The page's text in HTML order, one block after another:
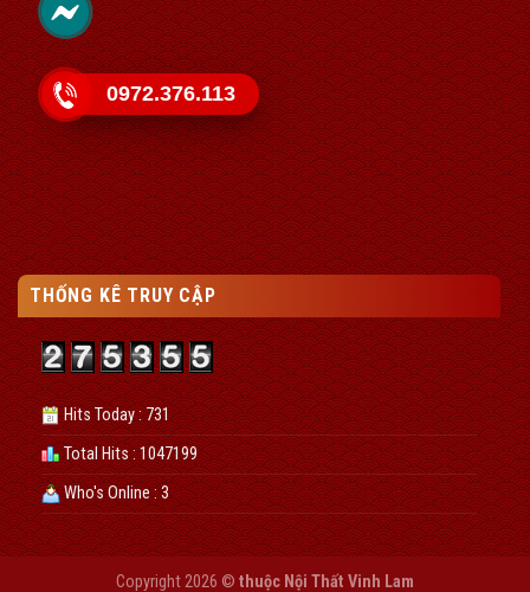
THỐNG KÊ TRUY CẬP
Hits Today : 731
Total Hits : 1047199
Who's Online : 3
Copyright 2026 © thuộc Nội Thất Vinh Lam
0972.376.113